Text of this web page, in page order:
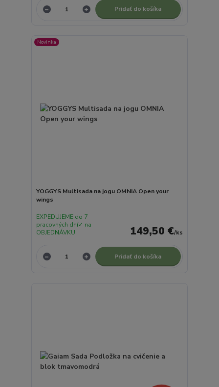
Pridať do košíka
Novinka
YOGGYS Multisada na jogu OMNIA Open your
wings
149,50 €/ks
EXPEDUJEME do 7
pracovných dní✓ na
OBJEDNÁVKU
Pridať do košíka